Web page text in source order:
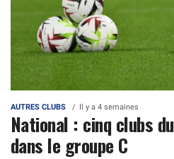
AUTRES CLUBS Il y a 4 semaines
National : cinq clubs
dans le groupe C